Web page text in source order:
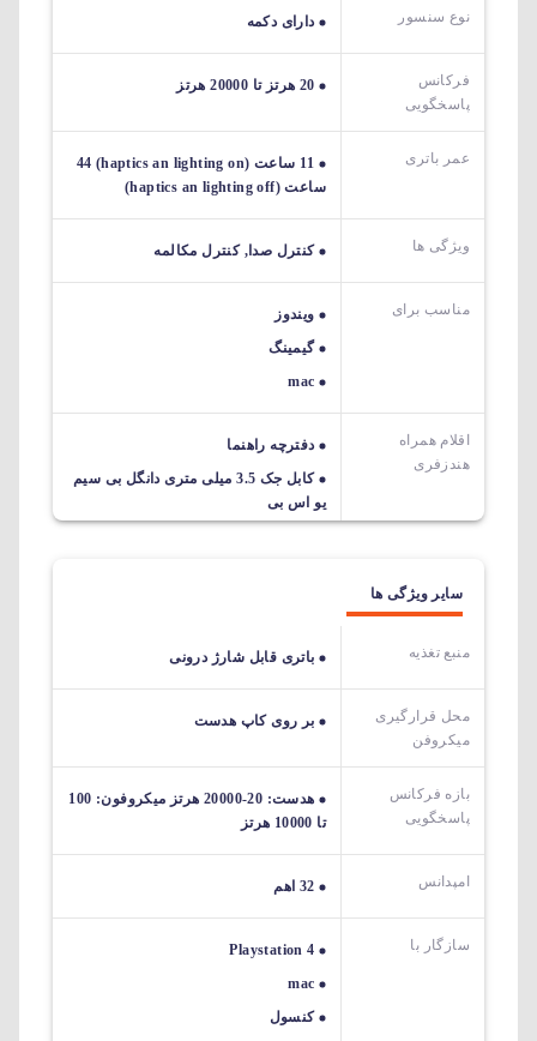
نوع سنسور دارای دکمه
فرکانس
پاسخگویی
20 هرتز تا 20000 هرتز
عمر باتری
11 ساعت (haptics an lighting on) 44
ساعت (haptics an lighting off)
ویژگی ها کنترل صدا, کنترل مکالمه
مناسب برای
ویندوز
گیمینگ
mac
اقلام همراه
هندزفری
دفترچه راهنما
کابل جک 3.5 میلی متری دانگل بی سیم
یو اس بی
سایر ویژگی ها
منبع تغذیه باتری قابل شارژ درونی
محل قرارگیری
میکروفن
بر روی کاپ هدست
بازه فرکانس
پاسخگویی
هدست: 20-20000 هرتز میکروفون: 100
تا 10000 هرتز
امپدانس 32 اهم
سازگار با
Playstation 4
mac
کنسول